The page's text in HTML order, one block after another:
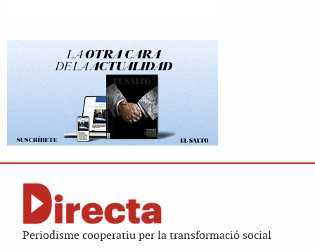
Periodisme cooperatiu per la transformació social